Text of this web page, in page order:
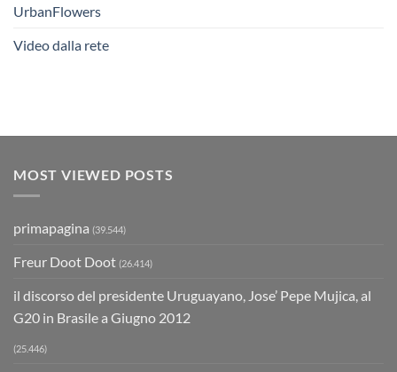
UrbanFlowers
Video dalla rete
MOST VIEWED POSTS
primapagina (39.544)
Freur Doot Doot (26.414)
il discorso del presidente Uruguayano, Jose’ Pepe Mujica, al
G20 in Brasile a Giugno 2012
(25.446)